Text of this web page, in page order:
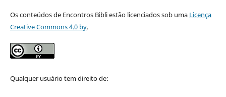
Os conteúdos de Encontros Bibli estão licenciados sob uma Licença
Creative Commons 4.0 by.
Qualquer usuário tem direito de: